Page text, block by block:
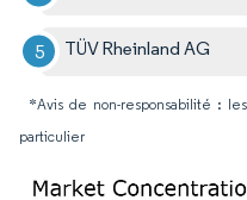
TÜV Rheinland AG
*Avis de non-responsabilité :
particulier